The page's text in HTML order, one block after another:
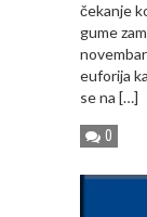
čekanje
gume
euforija
se na […]
0